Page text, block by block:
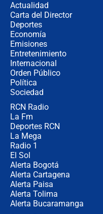
Actualidad
Carta del Director
Deportes
Economía
Emisiones
Entretenimiento
Internacional
Orden Público
Política
Sociedad
RCN Radio
La Fm
Deportes RCN
La Mega
Radio 1
El Sol
Alerta Bogotá
Alerta Cartagena
Alerta Paisa
Alerta Tolima
Alerta Bucaramanga